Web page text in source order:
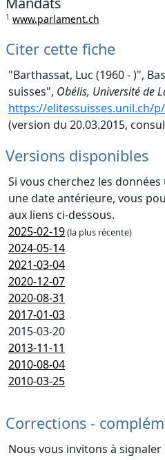
1 www.parlament.ch
Citer cette fiche
"Barthassat, Luc (1960 - )",
suisses", Obélis, Université de
https://elitessuisses.unil.ch/p/
(version du 20.03.2015,
Versions disponibles
Si vous cherchez les
une date antérieure, vous
aux liens ci-dessous.
2025-02-19(la plus récente)
2024-05-14
2021-03-04
2020-12-07
2020-08-31
2017-01-03
2015-03-20
2013-11-11
2010-08-04
2010-03-25
Corrections -
Nous vous invitons à